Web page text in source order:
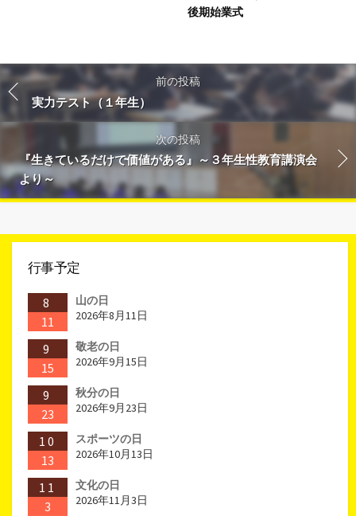
後期始業式
前の投稿
実力テスト（１年生）
次の投稿
『生きているだけで価値がある』～３年生性教育講演会
より～
行事予定
8
11
山の日
2026年8月11日
9
15
敬老の日
2026年9月15日
9
23
秋分の日
2026年9月23日
10
13
スポーツの日
2026年10月13日
11
3
文化の日
2026年11月3日